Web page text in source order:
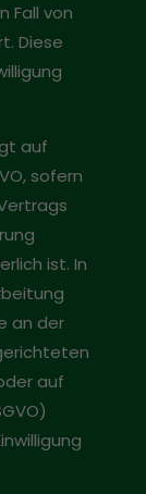
Fall von
Diese
auf
sofern
ist. In
an der
auf